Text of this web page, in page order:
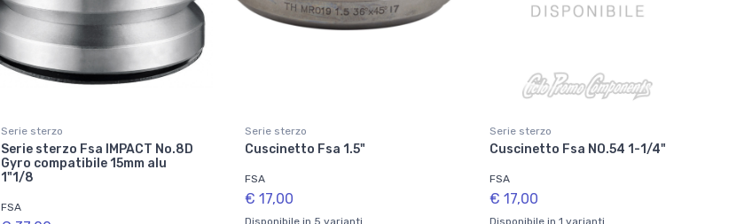
Serie sterzo
Serie sterzo Fsa IMPACT No.8D
Gyro compatibile 15mm alu
1"1/8
FSA
Serie sterzo
Cuscinetto Fsa 1.5"
FSA
€ 17,00
Serie sterzo
Cuscinetto Fsa NO.54 1-1/4"
FSA
€ 17,00